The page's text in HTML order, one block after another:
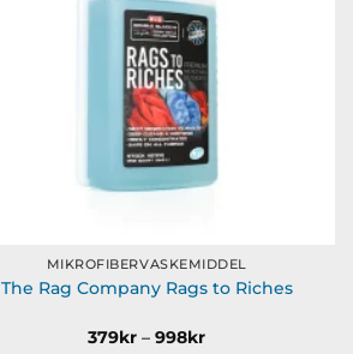
MIKROFIBERVASKEMIDDEL
The Rag Company Rags to Riches
379kr – 998krPrisområde: